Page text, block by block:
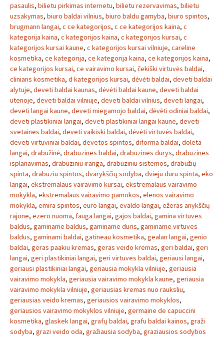
pasaulis, bilietu pirkimas internetu, bilietu rezervavimas, bilietu
uzsakymas, biuro baldai vilnius, biuro baldu gamyba, biuro spintos,
brugmann langai, c ce kategorijos, c ce kategorijos kaina, c
kategorija kaina, c kategorijos kaina, c kategorijos kursai, c
kategorijos kursai kaune, c kategorijos kursai vilniuje, careline
kosmetika, ce kategorija, ce kategorija kaina, ce kategorijos kaina,
ce kategorijos kursai, ce vairavimo kursai, čekiški virtuvės baldai,
clinians kosmetika, d kategorijos kursai, dėvėti baldai, deveti baldai
alytuje, deveti baldai kaunas, dėvėti baldai kaune, deveti baldai
utenoje, deveti baldai vilniuje, deveti baldai vilnius, deveti langai,
deveti langai kaune, deveti miegamojo baldai, dėvėti odiniai baldai,
deveti plastikiniai langai, deveti plastikiniai langai kaune, deveti
svetaines baldai, deveti vaikiski baldai, dėvėti virtuvės baldai,
deveti virtuviniai baldai, devetos spintos, diforma baldai, doleta
langai, drabužinė, drabuzines baldai, drabuzines durys, drabuzines
isplanavimas, drabuziniu iranga, drabuziniu sistemos, drabužių
spinta, drabuziu spintos, dvarykščių sodyba, dvieju duru spinta, eko
langai, ekstremalaus vairavimo kursai, ekstremalaus vairavimo
mokykla, ekstremalaus vairavimo pamokos, elenos vairavimo
mokykla, emira spintos, euro langai, evaldo langai, ežeras anykščių
rajone, ezero nuoma, fauga langai, gajos baldai, gamina virtuves
baldus, gaminame baldus, gaminame duris, gaminame virtuves
baldus, gaminami baldai, gatineau kosmetika, gealan langai, genio
baldai, geras paakiu kremas, geras veido kremas, geri baldai, geri
langai, geri plastikiniai langai, geri virtuves baldai, geriausi langai,
geriausi plastikiniai langai, geriausia mokykla vilniuje, geriausia
vairavimo mokykla, geriausia vairavimo mokykla kaune, geriausia
vairavimo mokykla vilniuje, geriausias kremas nuo rauksliu,
geriausias veido kremas, geriausios vairavimo mokyklos,
geriausios vairavimo mokyklos vilniuje, germaine de capuccini
kosmetika, glaskek langai, grafų baldai, grafu baldai kainos, graži
sodyba, grazi veido oda, gražiausia sodyba, graziausios sodybos